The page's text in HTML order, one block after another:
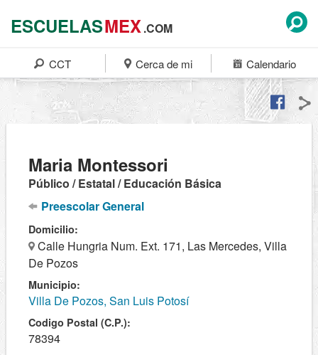
ESCUELASMEX.COM
CCT Cerca de mi Calendario
Maria Montessori
Público / Estatal / Educación Básica
Preescolar General
Domicilio:
Calle Hungria Num. Ext. 171, Las Mercedes, Villa
De Pozos
Municipio:
Villa De Pozos, San Luis Potosí
Codigo Postal (C.P.):
78394